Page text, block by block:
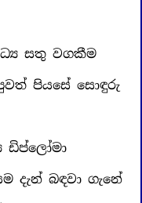
සතු වගකීම
පියසේ සොඳුරු
ඩිප්ලෝමා
දැන් බඳවා ගැනේ